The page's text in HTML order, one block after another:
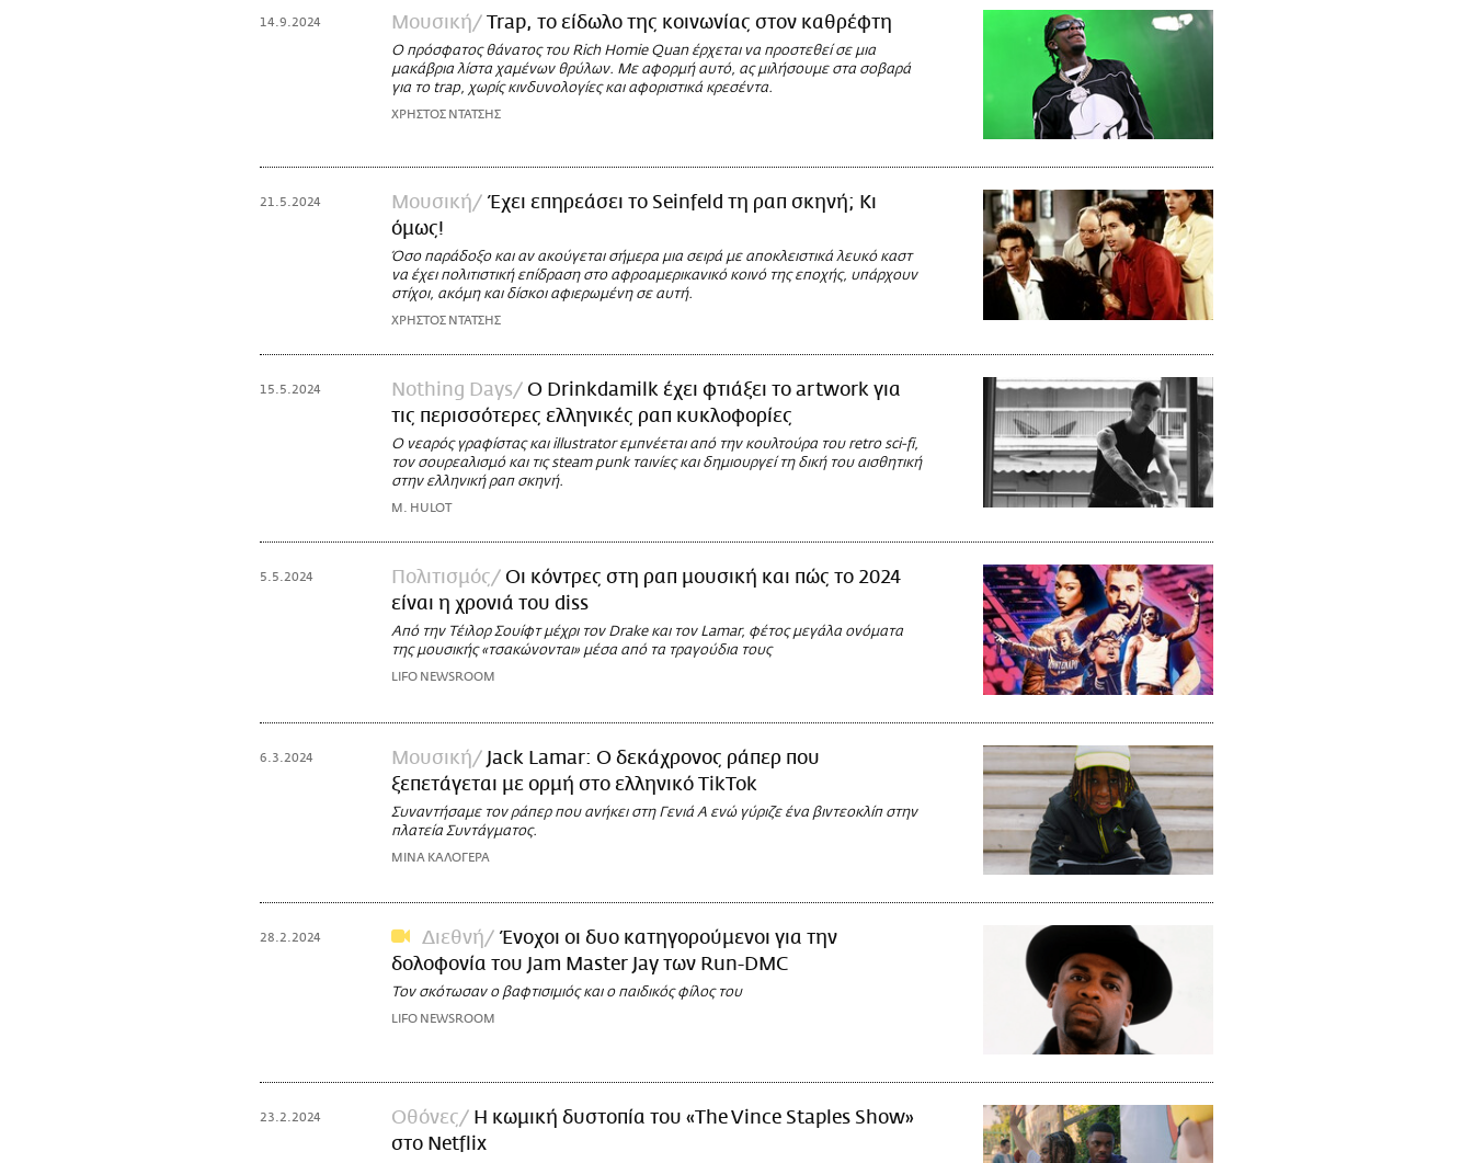
14.9.2024 Μουσική Trap, το είδωλο της κοινωνίας στον καθρέφτη
Ο πρόσφατος θάνατος του Rich Homie Quan έρχεται να προστεθεί σε μια
μακάβρια λίστα χαμένων θρύλων. Με αφορμή αυτό, ας μιλήσουμε στα σοβαρά
για το trap, χωρίς κινδυνολογίες και αφοριστικά κρεσέντα.
ΧΡΗΣΤΟΣ ΝΤΑΤΣΗΣ
21.5.2024 Μουσική
Έχει επηρεάσει το Seinfeld τη ραπ σκηνή; Κι
όμως!
Όσο παράδοξο και αν ακούγεται σήμερα μια σειρά με αποκλειστικά λευκό καστ
να έχει πολιτιστική επίδραση στο αφροαμερικανικό κοινό της εποχής, υπάρχουν
στίχοι, ακόμη και δίσκοι αφιερωμένη σε αυτή.
ΧΡΗΣΤΟΣ ΝΤΑΤΣΗΣ
15.5.2024 Nothing Days
O Drinkdamilk έχει φτιάξει το artwork για
τις περισσότερες ελληνικές ραπ κυκλοφορίες
Ο νεαρός γραφίστας και illustrator εμπνέεται από την κουλτούρα του retro sci-fi,
τον σουρεαλισμό και τις steam punk ταινίες και δημιουργεί τη δική του αισθητική
στην ελληνική ραπ σκηνή.
M. HULOT
5.5.2024 Πολιτισμός
Οι κόντρες στη ραπ μουσική και πώς το 2024
είναι η χρονιά του diss
Από την Τέιλορ Σουίφτ μέχρι τον Drake και τον Lamar, φέτος μεγάλα ονόματα
της μουσικής «τσακώνονται» μέσα από τα τραγούδια τους
LIFO NEWSROOM
6.3.2024 Μουσική
Jack Lamar: Ο δεκάχρονος ράπερ που
ξεπετάγεται με ορμή στο ελληνικό TikTok
Συναντήσαμε τον ράπερ που ανήκει στη Γενιά Α ενώ γύριζε ένα βιντεοκλίπ στην
πλατεία Συντάγματος.
ΜΙΝΑ ΚΑΛΟΓΕΡΑ
28.2.2024 Διεθνή
Ένοχοι οι δυο κατηγορούμενοι για την
δολοφονία του Jam Master Jay των Run-DMC
Τον σκότωσαν ο βαφτισιμιός και ο παιδικός φίλος του
LIFO NEWSROOM
23.2.2024 Οθόνες
Η κωμική δυστοπία του «The Vince Staples Show»
στο Netflix